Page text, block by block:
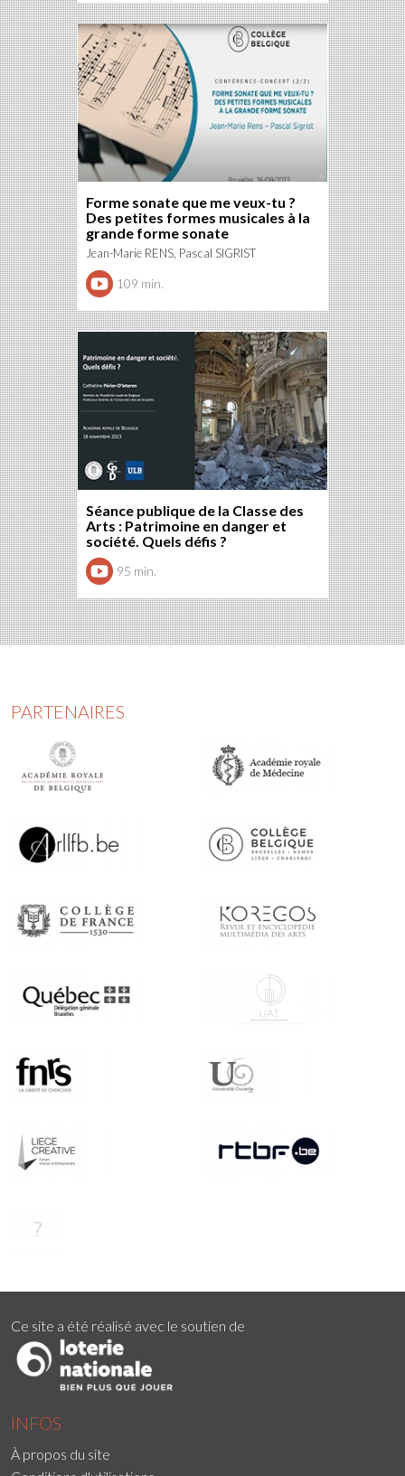
Forme sonate que me veux-tu ?
Des petites formes musicales à la
grande forme sonate
Jean-Marie RENS, Pascal SIGRIST
109 min.
Séance publique de la Classe des
Arts : Patrimoine en danger et
société. Quels défis ?
95 min.
PARTENAIRES
Ce site a été réalisé avec le soutien de
INFOS
À propos du site